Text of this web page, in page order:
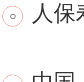
人保